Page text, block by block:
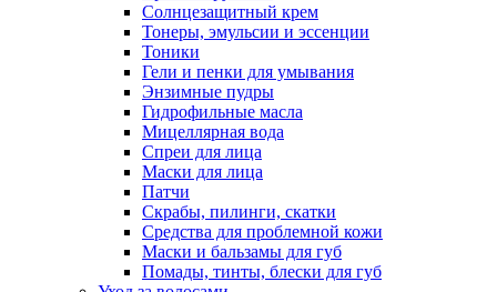
Солнцезащитный крем
Тонеры, эмульсии и эссенции
Тоники
Гели и пенки для умывания
Энзимные пудры
Гидрофильные масла
Мицеллярная вода
Спреи для лица
Маски для лица
Патчи
Скрабы, пилинги, скатки
Средства для проблемной кожи
Маски и бальзамы для губ
Помады, тинты, блески для губ